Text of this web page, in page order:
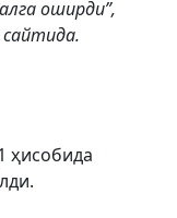
оширди”,
ҳисобида